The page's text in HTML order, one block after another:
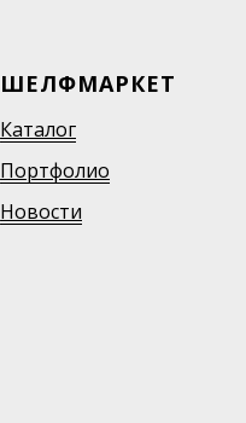
ШЕЛФМАРКЕТ
Каталог
Портфолио
Новости